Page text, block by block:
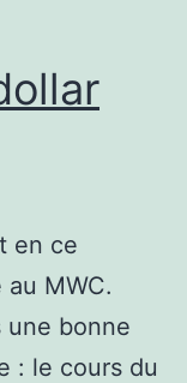
en ce
MWC.
une bonne
: le cours du